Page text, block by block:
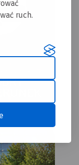
ruch.